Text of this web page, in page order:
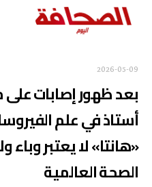
2026-05-09
بعد ظهور إصابات
أستاذ في علم
«هانتا» لا يعتبر
الصحة العالمية